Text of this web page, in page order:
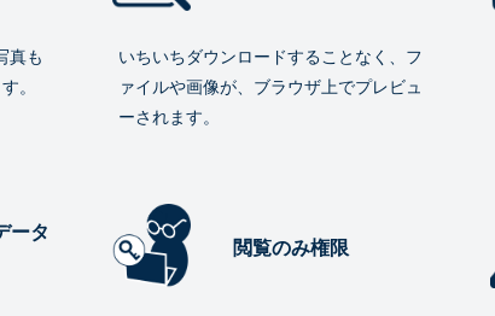
真も
。
いちいちダウンロードすることなく、フ
ァイルや画像が、ブラウザ上でプレビュ
ーされます。
ータ
閲覧のみ権限